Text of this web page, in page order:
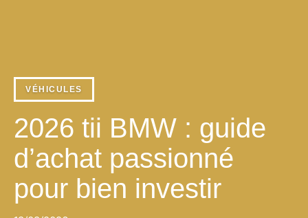
VÉHICULES
2026 tii BMW : guide
d’achat passionné
pour bien investir